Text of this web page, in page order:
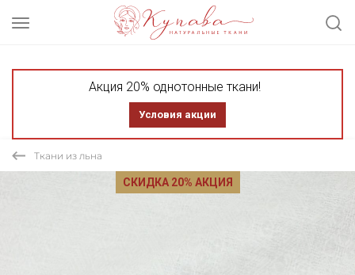
Акция 20% однотонные ткани!
Условия акции
Ткани из льна
СКИДКА 20% АКЦИЯ